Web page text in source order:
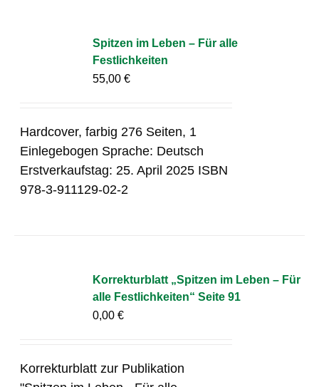
Spitzen im Leben – Für alle
Festlichkeiten
55,00€
Hardcover, farbig 276 Seiten, 1
Einlegebogen Sprache: Deutsch
Erstverkaufstag: 25. April 2025 ISBN
978-3-911129-02-2
Korrekturblatt „Spitzen im Leben – Für
alle Festlichkeiten“ Seite 91
0,00€
Korrekturblatt zur Publikation